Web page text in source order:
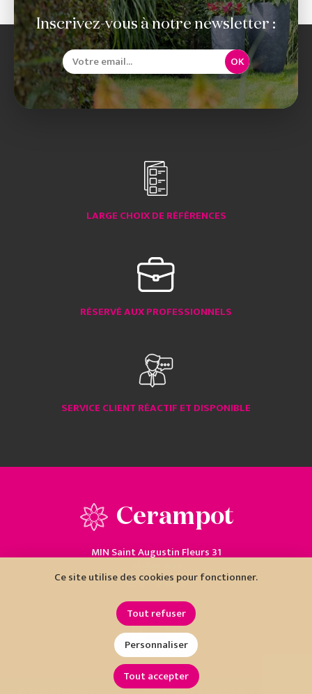
Inscrivez-vous à notre newsletter :
OK
LARGE CHOIX DE RÉFÉRENCES
RÉSERVÉ AUX PROFESSIONNELS
SERVICE CLIENT RÉACTIF ET DISPONIBLE
Cerampot
MIN Saint Augustin Fleurs 31
04 93 18 80 10
Ce site utilise des cookies pour fonctionner.
Tout refuser
Personnaliser
Tout accepter